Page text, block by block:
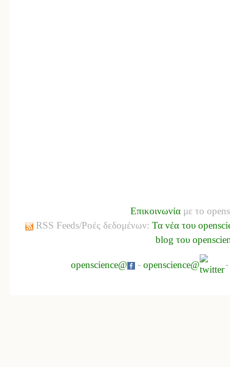
Επικοινωνία με το
RSS Feeds/Ροές δεδομένων: Τα νέα του
blog του
openscience@ - openscience@